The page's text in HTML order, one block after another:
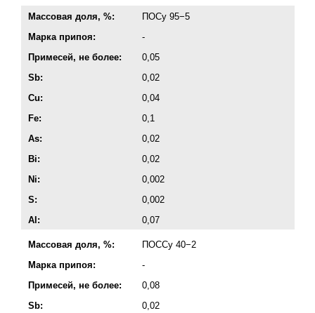
Массовая доля, %:
ПОСу 95−5
Марка припоя:
-
Примесей, не более:
0,05
Sb:
0,02
Cu:
0,04
Fe:
0,1
As:
0,02
Bi:
0,02
Ni:
0,002
S:
0,002
Al:
0,07
Массовая доля, %:
ПОССу 40−2
Марка припоя:
-
Примесей, не более:
0,08
Sb:
0,02